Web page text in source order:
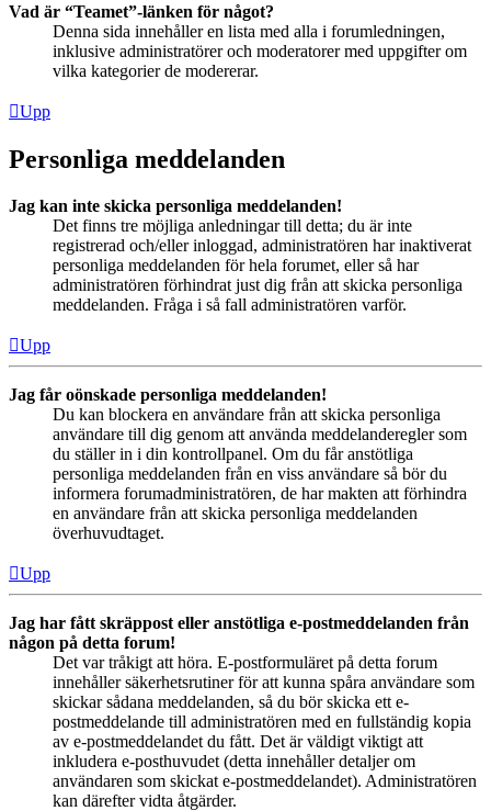
Vad är “Teamet”-länken för något?
Denna sida innehåller en lista med alla i forumledningen,
inklusive administratörer och moderatorer med uppgifter om
vilka kategorier de modererar.
Upp
Personliga meddelanden
Jag kan inte skicka personliga meddelanden!
Det finns tre möjliga anledningar till detta; du är inte
registrerad och/eller inloggad, administratören har inaktiverat
personliga meddelanden för hela forumet, eller så har
administratören förhindrat just dig från att skicka personliga
meddelanden. Fråga i så fall administratören varför.
Upp
Jag får oönskade personliga meddelanden!
Du kan blockera en användare från att skicka personliga
användare till dig genom att använda meddelanderegler som
du ställer in i din kontrollpanel. Om du får anstötliga
personliga meddelanden från en viss användare så bör du
informera forumadministratören, de har makten att förhindra
en användare från att skicka personliga meddelanden
överhuvudtaget.
Upp
Jag har fått skräppost eller anstötliga e-postmeddelanden från
någon på detta forum!
Det var tråkigt att höra. E-postformuläret på detta forum
innehåller säkerhetsrutiner för att kunna spåra användare som
skickar sådana meddelanden, så du bör skicka ett e-
postmeddelande till administratören med en fullständig kopia
av e-postmeddelandet du fått. Det är väldigt viktigt att
inkludera e-posthuvudet (detta innehåller detaljer om
användaren som skickat e-postmeddelandet). Administratören
kan därefter vidta åtgärder.